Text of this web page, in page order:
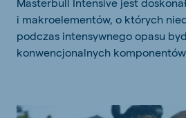
i makroelementów, o których
podczas intensywnego opasu
konwencjonalnych